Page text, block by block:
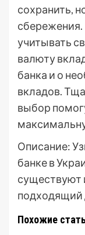
сохранить,
учитывать
валюту
банка и о
вкладов.
выбор
Описание:
банке в
существуют
подходящий
Похожие